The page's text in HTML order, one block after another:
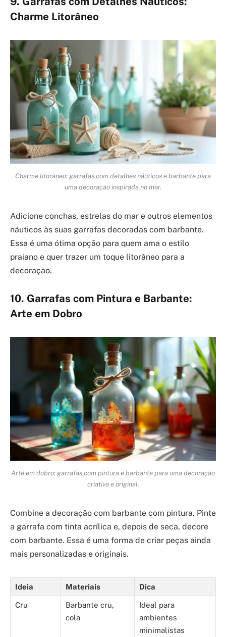
Charme Litorâneo
Charme litorâneo: garrafas com detalhes náuticos e barbante para
uma decoração inspirada no mar.
Adicione conchas, estrelas do mar e outros elementos
náuticos às suas garrafas decoradas com barbante.
Essa é uma ótima opção para quem ama o estilo
praiano e quer trazer um toque litorâneo para a
decoração.
10. Garrafas com Pintura e Barbante:
Arte em Dobro
Arte em dobro: garrafas com pintura e barbante para uma decoração
criativa e original.
Combine a decoração com barbante com pintura. Pinte
a garrafa com tinta acrílica e, depois de seca, decore
com barbante. Essa é uma forma de criar peças ainda
mais personalizadas e originais.
Ideia Materiais Dica
Cru
Barbante cru,
cola
Ideal para
ambientes
minimalistas